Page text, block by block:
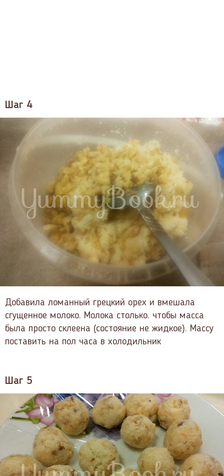
Шаг 4
Добавила ломанный грецкий орех и вмешала
сгущенное молоко. Молока столько. чтобы масса
была просто склеена (состояние не жидкое). Массу
поставить на пол часа в холодильник
Шаг 5